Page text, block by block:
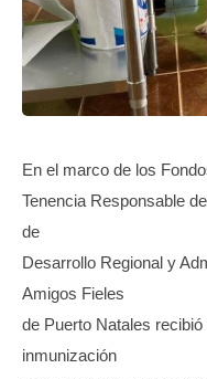
TRANSPARENCIA
En el marco de los
Tenencia Responsable
de
Desarrollo Regional y
Amigos Fieles
de Puerto Natales
inmunización